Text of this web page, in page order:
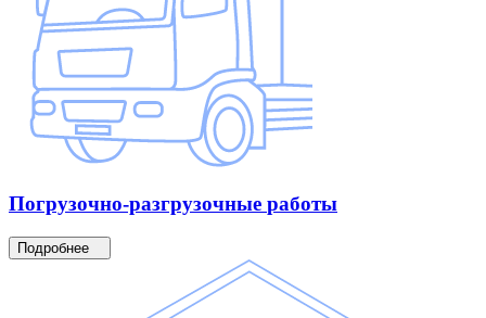
Погрузочно-разгрузочные работы
Подробнее